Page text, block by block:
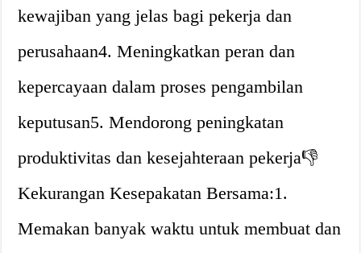
kewajiban yang jelas bagi pekerja dan
perusahaan4. Meningkatkan peran dan
kepercayaan dalam proses pengambilan
keputusan5. Mendorong peningkatan
produktivitas dan kesejahteraan pekerja👎
Kekurangan Kesepakatan Bersama:1.
Memakan banyak waktu untuk membuat dan